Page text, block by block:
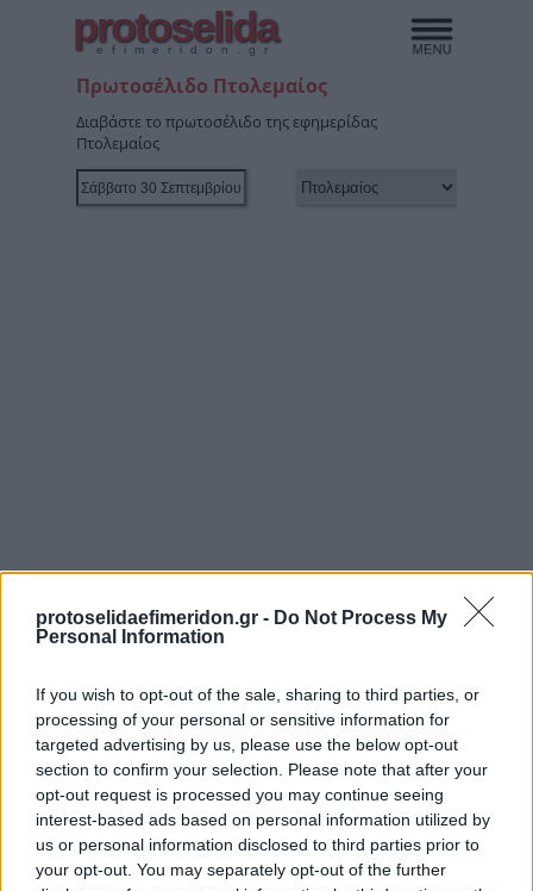
protoselidaefimeridon.gr - Do Not Process My
Personal Information
If you wish to opt-out of the sale, sharing to third parties, or
processing of your personal or sensitive information for
targeted advertising by us, please use the below opt-out
section to confirm your selection. Please note that after your
opt-out request is processed you may continue seeing
interest-based ads based on personal information utilized by
us or personal information disclosed to third parties prior to
your opt-out. You may separately opt-out of the further
protoselida
efimeridon.gr
Πρωτοσέλιδο Πτολεμαίος
Διαβάστε το πρωτοσέλιδο της εφημερίδας
Πτολεμαίος
Προηγούμενη
Πρωινή Κοζάνης
Επόμενη
Ο Χρόνος Κοζάνης